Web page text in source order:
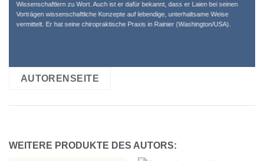
Wissenschaftlern zu Wort. Auch ist er dafür bekannt, dass er Laien bei seinen
Vorträgen wissenschaftliche Konzepte auf lebendige, unterhaltsame Weise
vermittelt. Er hat seine chiropraktische Praxis in Rainier (Washington/USA).
AUTORENSEITE
WEITERE PRODUKTE DES AUTORS: